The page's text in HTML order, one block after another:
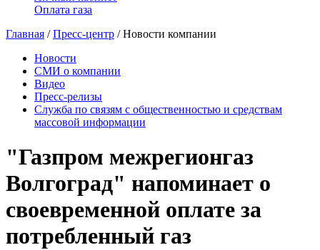
Оплата газа
Главная /Пресс-центр / Новости компании
Новости
СМИ о компании
Видео
Пресс-релизы
Служба по связям с общественностью и средствам
массовой информации
"Газпром межрегионгаз
Волгоград" напоминает о
своевременной оплате за
потребленный газ